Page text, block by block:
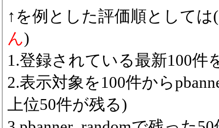
↑を例とした評価順としては(
ん)
1.登録されている最新100件
2.表示対象を100件から
上位50件が残る)